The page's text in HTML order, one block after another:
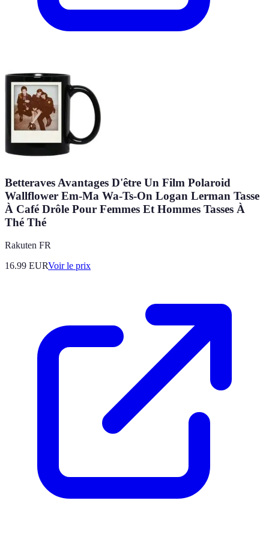
Betteraves Avantages D'être Un Film Polaroid
Wallflower Em-Ma Wa-Ts-On Logan Lerman Tasse
À Café Drôle Pour Femmes Et Hommes Tasses À
Thé Thé
Rakuten FR
16.99 EURVoir le prix